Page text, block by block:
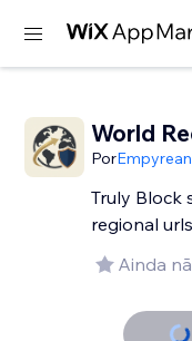
World
Por
Truly Block
regional urls
Ainda